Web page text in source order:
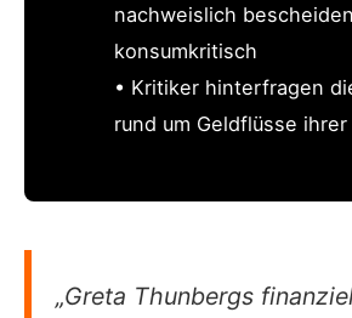
nachweislich
konsumkritisch
• Kritiker hinterfragen
rund um Geldflüsse
„Greta Thunbergs